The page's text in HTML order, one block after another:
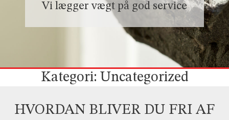
Vi lægger vægt på god service
Kategori: Uncategorized
HVORDAN BLIVER DU FRI AF